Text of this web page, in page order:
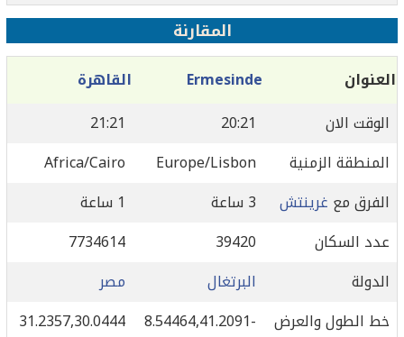
المقارنة
العنوان Ermesinde
القاهرة
الوقت الان
20:21
21:21
المنطقة الزمنية
Europe/Lisbon
Africa/Cairo
الفرق مع غرينتش 3 ساعة
1 ساعة
عدد السكان
39420
7734614
الدولة
البرتغال
مصر
خط الطول والعرض
-8.54464,41.2091
31.2357,30.0444